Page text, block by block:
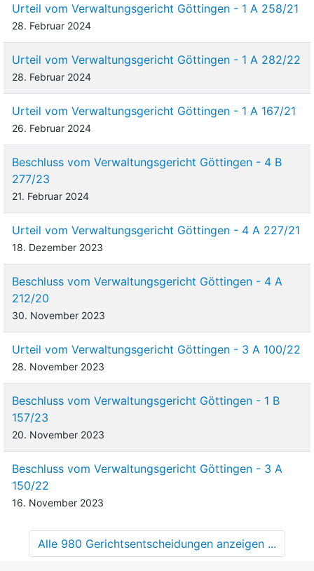
Urteil vom Verwaltungsgericht Göttingen - 1 A 258/21
28. Februar 2024
Urteil vom Verwaltungsgericht Göttingen - 1 A 282/22
28. Februar 2024
Urteil vom Verwaltungsgericht Göttingen - 1 A 167/21
26. Februar 2024
Beschluss vom Verwaltungsgericht Göttingen - 4 B
277/23
21. Februar 2024
Urteil vom Verwaltungsgericht Göttingen - 4 A 227/21
18. Dezember 2023
Beschluss vom Verwaltungsgericht Göttingen - 4 A
212/20
30. November 2023
Urteil vom Verwaltungsgericht Göttingen - 3 A 100/22
28. November 2023
Beschluss vom Verwaltungsgericht Göttingen - 1 B
157/23
20. November 2023
Beschluss vom Verwaltungsgericht Göttingen - 3 A
150/22
16. November 2023
Alle 980 Gerichtsentscheidungen anzeigen ...